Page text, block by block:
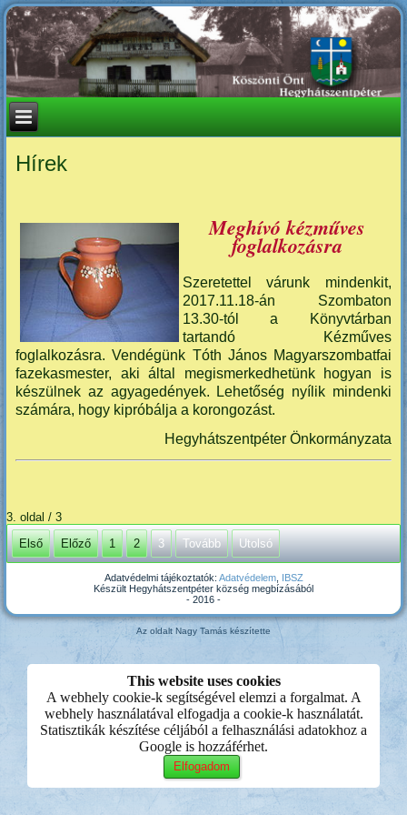
Hírek
Meghívó kézműves
foglalkozásra
Szeretettel várunk mindenkit,
2017.11.18-án Szombaton
13.30-tól a Könyvtárban
tartandó Kézműves
foglalkozásra. Vendégünk Tóth János Magyarszombatfai
fazekasmester, aki által megismerkedhetünk hogyan is
készülnek az agyagedények. Lehetőség nyílik mindenki
számára, hogy kipróbálja a korongozást.
Hegyhátszentpéter Önkormányzata
3. oldal / 3
Első
Előző 1 2 3 Tovább Utolsó
Adatvédelmi tájékoztatók: Adatvédelem,
IBSZ
Készült Hegyhátszentpéter község megbízásából
- 2016 -
Az oldalt Nagy Tamás készítette
This website uses cookies
A webhely cookie-k segítségével elemzi a forgalmat. A
webhely használatával elfogadja a cookie-k használatát.
Statisztikák készítése céljából a felhasználási adatokhoz a
Google is hozzáférhet.
Elfogadom